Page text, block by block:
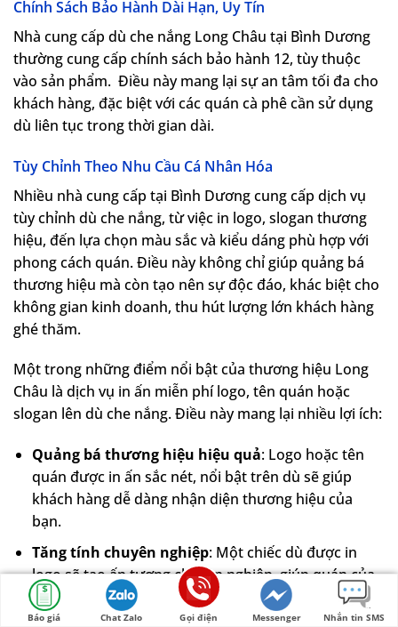
Chính Sách Bảo Hành Dài Hạn, Uy Tín
Nhà cung cấp dù che nắng Long Châu tại Bình Dương
thường cung cấp chính sách bảo hành 12, tùy thuộc
vào sản phẩm. Điều này mang lại sự an tâm tối đa cho
khách hàng, đặc biệt với các quán cà phê cần sử dụng
dù liên tục trong thời gian dài.
Tùy Chỉnh Theo Nhu Cầu Cá Nhân Hóa
Nhiều nhà cung cấp tại Bình Dương cung cấp dịch vụ
tùy chỉnh dù che nắng, từ việc in logo, slogan thương
hiệu, đến lựa chọn màu sắc và kiểu dáng phù hợp với
phong cách quán. Điều này không chỉ giúp quảng bá
thương hiệu mà còn tạo nên sự độc đáo, khác biệt cho
không gian kinh doanh, thu hút lượng lớn khách hàng
ghé thăm.
Một trong những điểm nổi bật của thương hiệu Long
Châu là dịch vụ in ấn miễn phí logo, tên quán hoặc
slogan lên dù che nắng. Điều này mang lại nhiều lợi ích:
Quảng bá thương hiệu hiệu quả: Logo hoặc tên
quán được in ấn sắc nét, nổi bật trên dù sẽ giúp
khách hàng dễ dàng nhận diện thương hiệu của
bạn.
Tăng tính chuyên nghiệp: Một chiếc dù được in
logo sẽ tạo ấn tượng chuyên nghiệp, giúp quán của
bạn nổi bật hơn so với các đối thủ.
Báo giá Chat Zalo Gọi điện Messenger Nhắn tin SMS